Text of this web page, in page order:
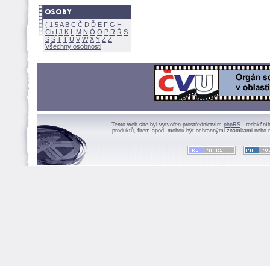
( 1 5A B C Č D Ď E F G H
Ch I J K L M N Ó O P R Ř S
Ś
Ť T U V W X Y Z
Všechny osobnosti
Tento web site byl vytvořen prostřednictvím phpRS -
produktů, firem apod. mohou být ochrannými známkami